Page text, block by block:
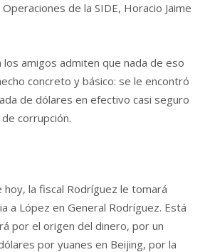
de la SIDE, Horacio Jaime
amigos admiten que nada de eso
concreto y básico: se le encontró
de dólares en efectivo casi seguro
corrupción.
hoy, la fiscal Rodríguez le tomará
a López en General Rodríguez. Está
por el origen del dinero, por un
por yuanes en Beijing, por la